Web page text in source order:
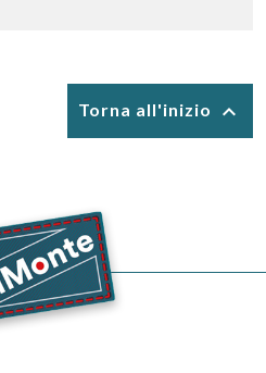
Torna all'inizio 